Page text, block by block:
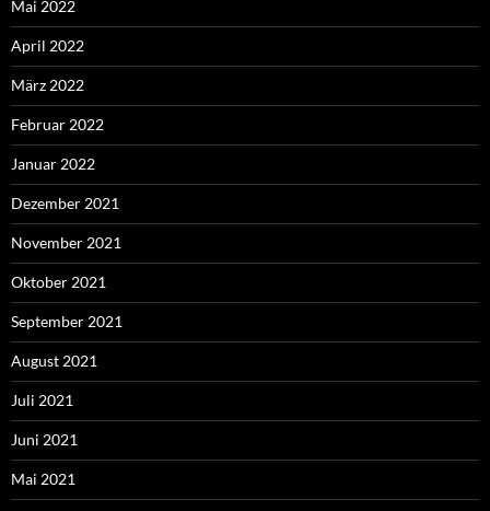
Mai 2022
April 2022
März 2022
Februar 2022
Januar 2022
Dezember 2021
November 2021
Oktober 2021
September 2021
August 2021
Juli 2021
Juni 2021
Mai 2021